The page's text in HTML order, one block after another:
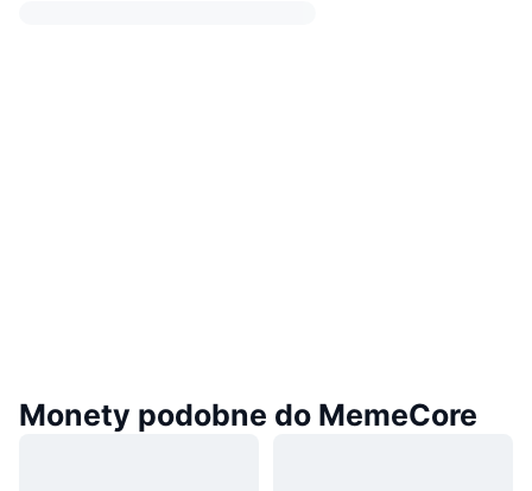
Monety podobne do MemeCore